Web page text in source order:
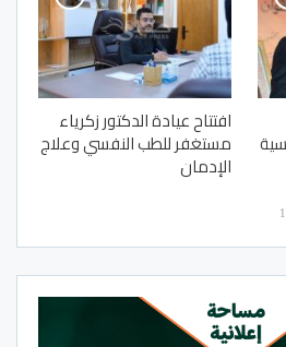
افتتاح عيادة الدكتور زكرياء
مستغفر للطب النفسي وعلاج
الإدمان